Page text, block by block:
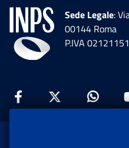
Sede Legale:
00144 Roma
P.IVA
Facebook: Apre
Twitter: